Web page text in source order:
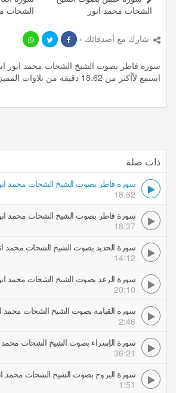
الشحات
الشحات محمد انور
شارك مع أصدقائك ›
استمع لأأكثر من 18.62 دقيقة من تلاوات المميزة مجانا.
ذات صلة
سورة فاطر بصوت الشيخ الشحات محمد
18.62
سورة فاطر بصوت الشيخ الشحات محمد
18:37
سورة الحديد بصوت الشيخ الشحات محمد
14:12
سورة الرعد بصوت الشيخ الشحات محمد
20:10
سورة القيامة بصوت الشيخ الشحات محمد
2:46
سورة الإسراء بصوت الشيخ الشحات محمد
36:21
سورة البروج بصوت الشيخ الشحات محمد
1:51